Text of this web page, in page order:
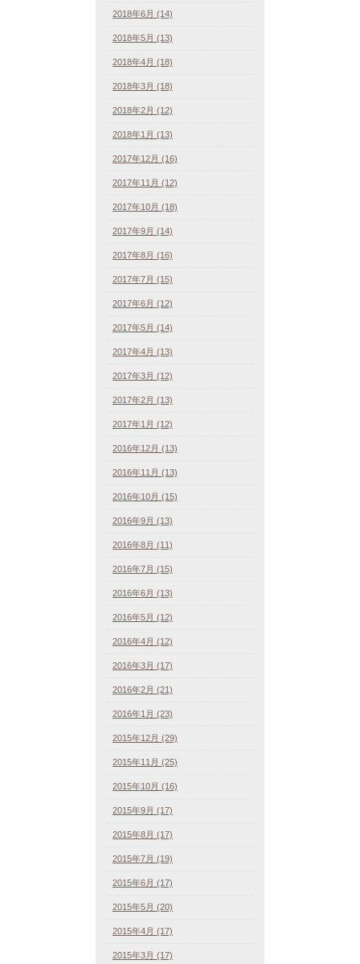
2018年6月 (14)
2018年5月 (13)
2018年4月 (18)
2018年3月 (18)
2018年2月 (12)
2018年1月 (13)
2017年12月 (16)
2017年11月 (12)
2017年10月 (18)
2017年9月 (14)
2017年8月 (16)
2017年7月 (15)
2017年6月 (12)
2017年5月 (14)
2017年4月 (13)
2017年3月 (12)
2017年2月 (13)
2017年1月 (12)
2016年12月 (13)
2016年11月 (13)
2016年10月 (15)
2016年9月 (13)
2016年8月 (11)
2016年7月 (15)
2016年6月 (13)
2016年5月 (12)
2016年4月 (12)
2016年3月 (17)
2016年2月 (21)
2016年1月 (23)
2015年12月 (29)
2015年11月 (25)
2015年10月 (16)
2015年9月 (17)
2015年8月 (17)
2015年7月 (19)
2015年6月 (17)
2015年5月 (20)
2015年4月 (17)
2015年3月 (17)